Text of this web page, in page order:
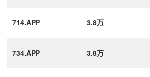
714.APP 3.8万
734.APP 3.8万